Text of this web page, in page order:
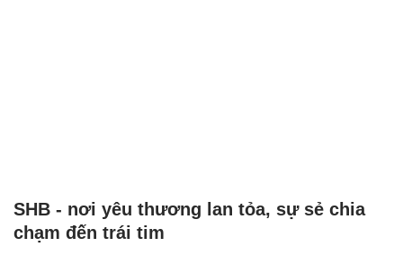
SHB - nơi yêu thương lan tỏa, sự sẻ chia
chạm đến trái tim